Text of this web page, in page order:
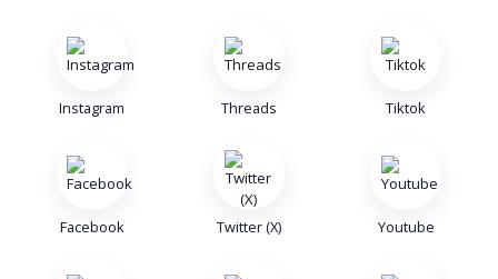
Instagram Threads Tiktok
Facebook Twitter (X) Youtube